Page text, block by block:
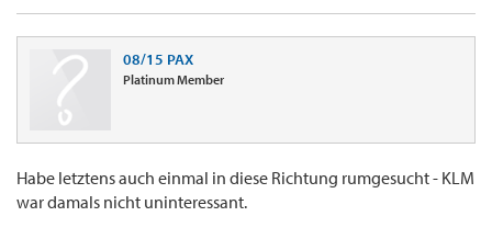
08/15 PAX
Platinum Member
Habe letztens auch einmal in diese Richtung rumgesucht - KLM
war damals nicht uninteressant.